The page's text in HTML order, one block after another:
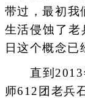
带过，最初我
生活侵蚀了
日这个概念已
直到2013
师612团老兵